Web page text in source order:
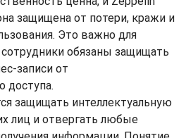
защищена от потери, кражи и
Это важно для
обязаны защищать
записи от
доступа.
защищать интеллектуальную
лиц и отвергать любые